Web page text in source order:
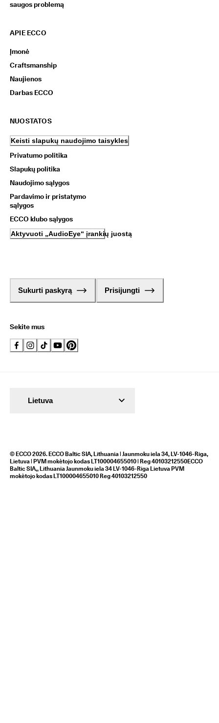
saugos problemą
APIE ECCO
Įmonė
Craftsmanship
Naujienos
Darbas ECCO
NUOSTATOS
Keisti slapukų naudojimo taisykles
Privatumo politika
Slapukų politika
Naudojimo sąlygos
Pardavimo ir pristatymo
sąlygos
ECCO klubo sąlygos
Aktyvuoti „AudioEye“ įrankių juostą
Sukurti paskyrą Prisijungti
Sekite mus
© ECCO 2026. ECCO Baltic SIA, Lithuania | Jaunmoku iela 34, LV-1046-Riga,
Lietuva | PVM mokètojo kodas LT100004655010 | Reg 40103212550ECCO
Baltic SIA,, Lithuania Jaunmoku iela 34 LV-1046-Riga Lietuva PVM
mokètojo kodas LT100004655010 Reg 40103212550
Lietuva